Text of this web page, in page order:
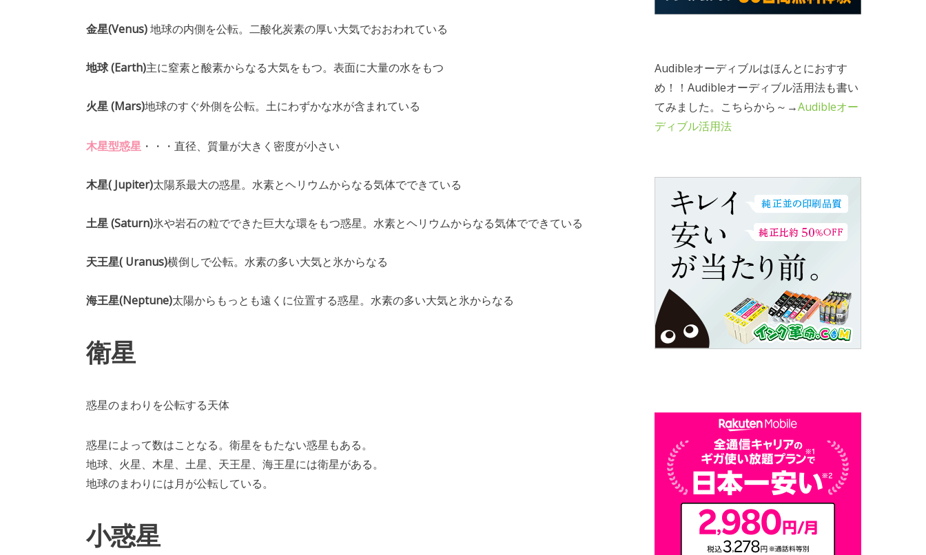
金星(Venus)地球の内側を公転。二酸化炭素の厚い大気でおおわれている
地球 (Earth)主に窒素と酸素からなる大気をもつ。表面に大量の水をもつ
火星 (Mars)地球のすぐ外側を公転。土にわずかな水が含まれている
木星型惑星・・・直径、質量が大きく密度が小さい
木星( Jupiter)太陽系最大の惑星。水素とヘリウムからなる気体でできている
土星 (Saturn)氷や岩石の粒でできた巨大な環をもつ惑星。水素とヘリウムからなる気体でできている
天王星( Uranus)横倒しで公転。水素の多い大気と氷からなる
海王星(Neptune)太陽からもっとも遠くに位置する惑星。水素の多い大気と氷からなる
衛星
惑星のまわりを公転する天体
惑星によって数はことなる。衛星をもたない惑星もある。
地球、火星、木星、土星、天王星、海王星には衛星がある。
地球のまわりには月が公転している。
小惑星
Audibleオーディブルはほんとにおすす
め！！Audibleオーディブル活用法も書い
てみました。こちらから～→Audibleオー
ディブル活用法